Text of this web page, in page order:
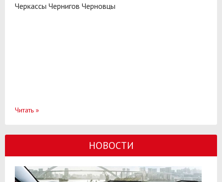
Черкассы Чернигов Черновцы
Читать »
НОВОСТИ